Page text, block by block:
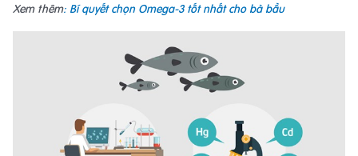
Xem thêm: Bí quyết chọn Omega-3 tốt nhất cho bà bầu